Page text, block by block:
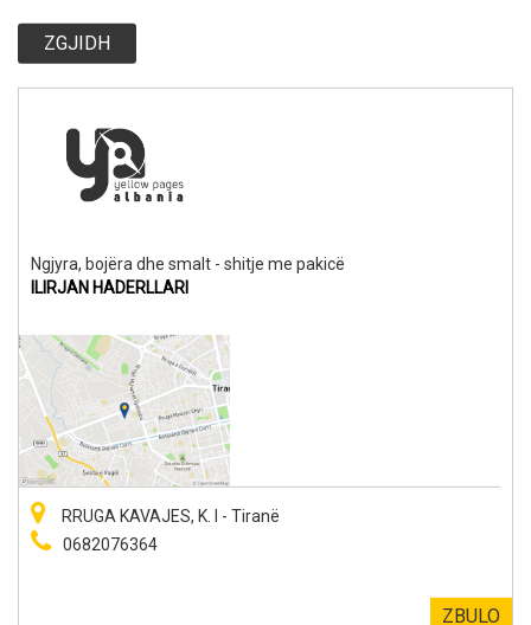
ZGJIDH
Ngjyra, bojëra dhe smalt - shitje me pakicë
ILIRJAN HADERLLARI
RRUGA KAVAJES, K. I - Tiranë
0682076364
ZBULO